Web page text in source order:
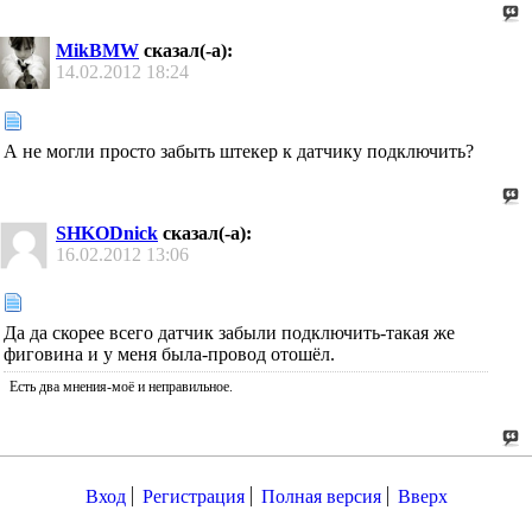
MikBMW сказал(-а):
14.02.2012 18:24
А не могли просто забыть штекер к датчику подключить?
SHKODnick сказал(-а):
16.02.2012 13:06
Да да скорее всего датчик забыли подключить-такая же
фиговина и у меня была-провод отошёл.
Есть два мнения-моё и неправильное.
Вход Регистрация Полная версия Вверх